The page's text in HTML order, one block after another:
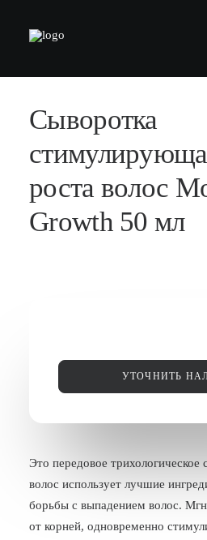
БАРБЕРШОПЫ
КОСМЕТИКА
КОНТАКТЫ
ФРАНШИЗА
БЛОГ
ПОЖАЛОВАТЬСЯ
Сыворотка
роста волос
Growth 50 мл
УТОЧНИТЬ
Это передовое трихологическое
волос использует лучшие
борьбы с выпадением волос.
от корней, одновременно